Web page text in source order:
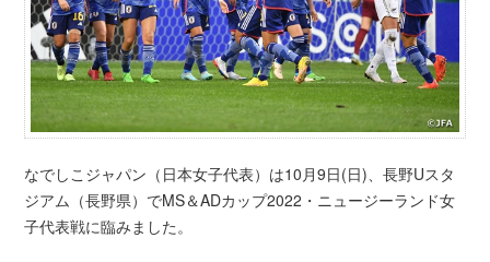
なでしこジャパン（日本女子代表）は10月9日(日)、長野Uスタ
ジアム（長野県）でMS＆ADカップ2022・ニュージーランド女
子代表戦に臨みました。